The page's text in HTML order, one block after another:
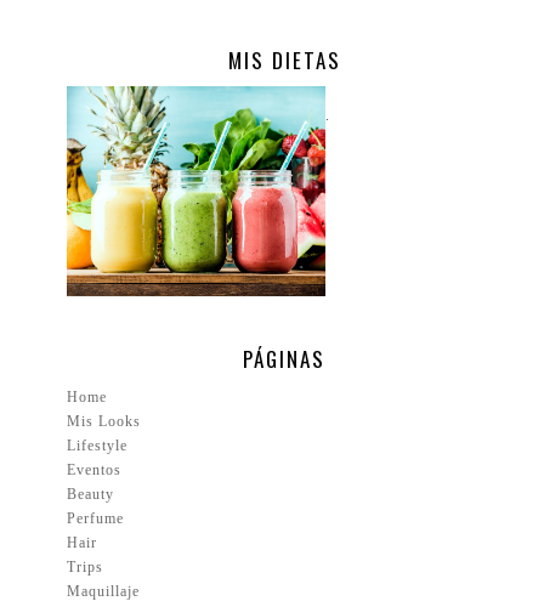
MIS DIETAS
.
PÁGINAS
Home
Mis Looks
Lifestyle
Eventos
Beauty
Perfume
Hair
Trips
Maquillaje